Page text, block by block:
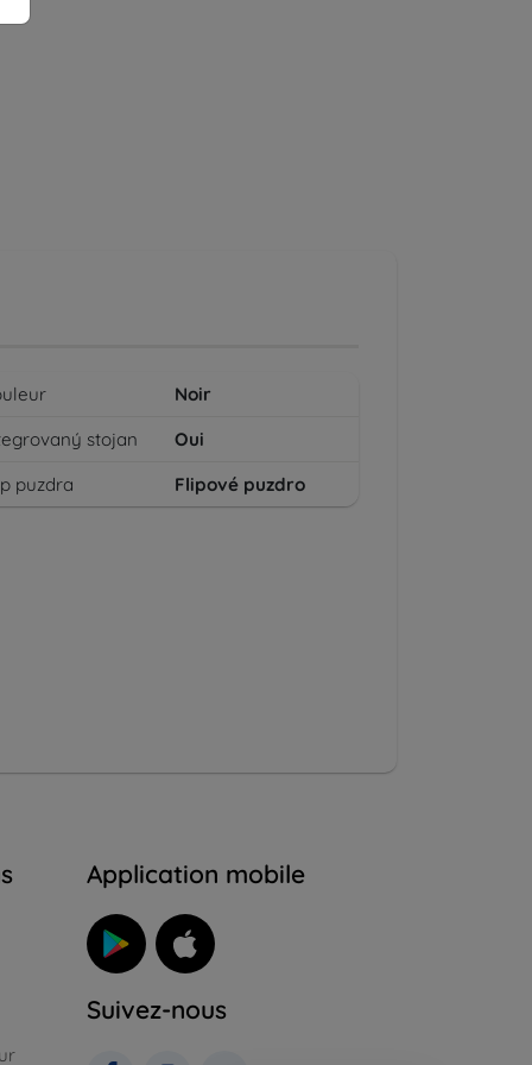
Noir
stojan
Oui
puzdra
Flipové puzdro
Application mobile
Suivez-nous